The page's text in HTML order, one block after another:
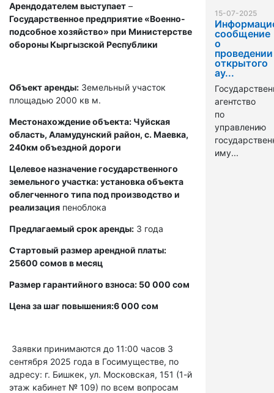
Арендодателем выступает –
Государственное предприятие «Военно-
подсобное хозяйство» при Министерстве
обороны Кыргызской Республики
Объект аренды: Земельный участок
площадью 2000 кв м.
Местонахождение объекта: Чуйская
область, Аламудунский район, с. Маевка,
240км объездной дороги
Целевое назначение государственного
земельного участка: установка объекта
облегченного типа под производство и
реализация пеноблока
Предлагаемый срок аренды: 3 года
Стартовый размер арендной платы:
25600 сомов в месяц
Размер гарантийного взноса: 50 000 сом
Цена за шаг повышения:6 000 сом
Заявки принимаются до 11:00 часов 3
сентября 2025 года в Госимуществе, по
адресу: г. Бишкек, ул. Московская, 151 (1-й
этаж кабинет № 109) по всем вопросам
15-07-2025
сообщение
о
проведении
открытого
ау...
агентство
по
управлению
иму...